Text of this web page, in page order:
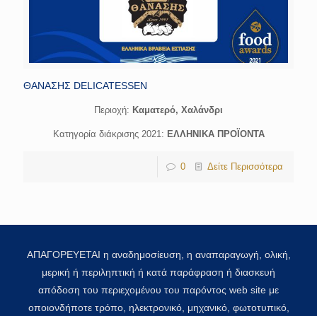
ΘΑΝΑΣΗΣ DELICATESSEN
Περιοχή: Καματερό, Χαλάνδρι
Κατηγορία διάκρισης 2021: ΕΛΛΗΝΙΚΑ ΠΡΟΪΟΝΤΑ
0 Δείτε Περισσότερα
ΑΠΑΓΟΡΕΥΕΤΑΙ η αναδημοσίευση, η αναπαραγωγή, ολική,
μερική ή περιληπτική ή κατά παράφραση ή διασκευή
απόδοση του περιεχομένου του παρόντος web site με
οποιονδήποτε τρόπο, ηλεκτρονικό, μηχανικό, φωτοτυπικό,